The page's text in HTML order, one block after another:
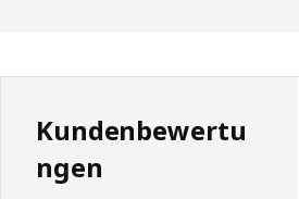
Kundenbewertu
ngen